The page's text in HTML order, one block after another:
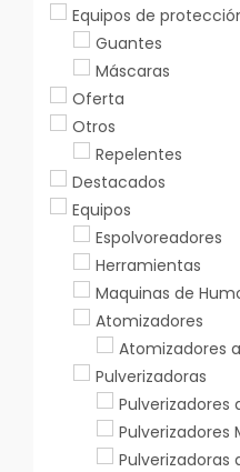
Equipos de
Guantes
Máscaras
Oferta
Otros
Repelentes
Destacados
Equipos
Espolvoreadores
Herramientas
Maquinas de
Atomizadores
Atomizadores
Pulverizadoras
Pulverizadores
Pulverizadores
Pulverizadoras